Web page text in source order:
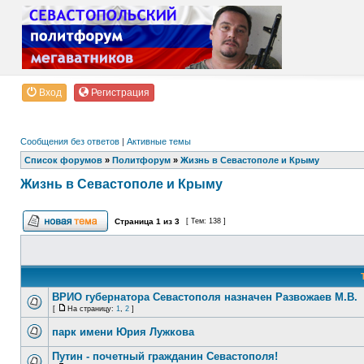
Вход Регистрация
Сообщения без ответов | Активные темы
Список форумов » Политфорум » Жизнь в Севастополе и Крыму
Жизнь в Севастополе и Крыму
Страница 1 из 3 [ Тем: 138 ]
ВРИО губернатора Севастополя назначен Развожаев М.В.
[ На страницу: 1, 2 ]
парк имени Юрия Лужкова
Путин - почетный гражданин Севастополя!